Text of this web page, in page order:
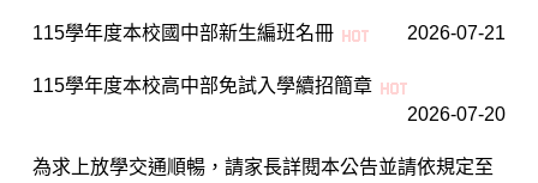
115學年度本校國中部新生編班名冊 2026-07-21
115學年度本校高中部免試入學續招簡章
2026-07-20
為求上放學交通順暢，請家長詳閱本公告並請依規定至